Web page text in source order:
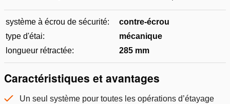
système à écrou de sécurité:
contre-écrou
type d'étai:
mécanique
longueur rétractée:
285 mm
Caractéristiques et avantages
Un seul système pour toutes les opérations d’étayage